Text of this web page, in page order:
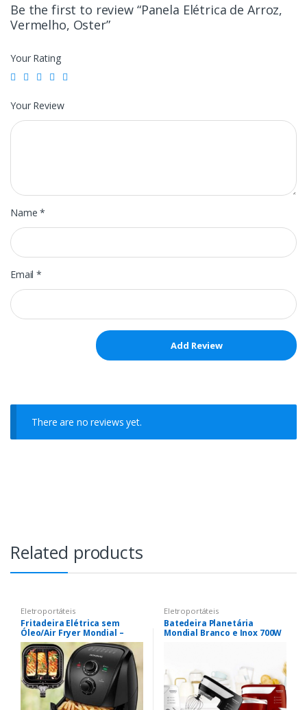
Be the first to review “Panela Elétrica de Arroz,
Vermelho, Oster”
Your Rating
Your Review
Name*
Email*
There are no reviews yet.
Related products
Eletroportáteis
Fritadeira Elétrica sem
Óleo/Air Fryer Mondial –
AFN-40-BF Preta com Timer
Eletroportáteis
Batedeira Planetária
Mondial Branco e Inox 700W